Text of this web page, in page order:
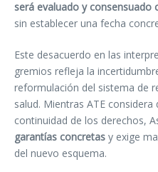
será evaluado y consensuado
sin establecer una fecha
Este desacuerdo en las
gremios refleja la
reformulación del sistema de
salud. Mientras ATE
continuidad de los derechos,
garantías concretas y exige
del nuevo esquema.